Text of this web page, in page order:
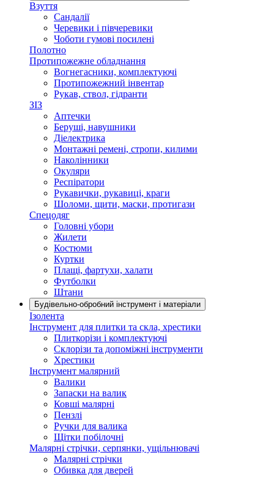
Взуття
Сандалії
Черевики і півчеревики
Чоботи гумові посилені
Полотно
Протипожежне обладнання
Вогнегасники, комплектуючі
Протипожежний інвентар
Рукав, ствол, гідранти
ЗІЗ
Аптечки
Беруші, навушники
Діелектрика
Монтажні ремені, стропи, килими
Наколінники
Окуляри
Респіратори
Рукавички, рукавиці, краги
Шоломи, щити, маски, протигази
Спецодяг
Головні убори
Жилети
Костюми
Куртки
Плащі, фартухи, халати
Футболки
Штани
Будівельно-обробний інструмент і матеріали
Ізолента
Інструмент для плитки та скла, хрестики
Плиткорізи і комплектуючі
Склорізи та допоміжні інструменти
Хрестики
Інструмент малярний
Валики
Запаски на валик
Ковші малярні
Пензлі
Ручки для валика
Щітки побілочні
Малярні стрічки, серпянки, ущільнювачі
Малярні стрічки
Обивка для дверей